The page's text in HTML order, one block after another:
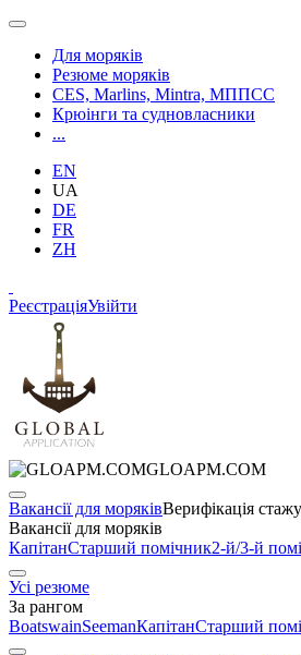
Для моряків
Резюме моряків
CES, Marlins, Mintra, МППСС
Крюінги та судновласники
...
EN
UA
DE
FR
ZH
РеєстраціяУвійти
GLOAPM.COM
Вакансії для моряківВерифікація
Вакансії для моряків
КапітанСтарший помічник2-й/3-й
Усі резюме
За рангом
BoatswainSeemanКапітанСтарший